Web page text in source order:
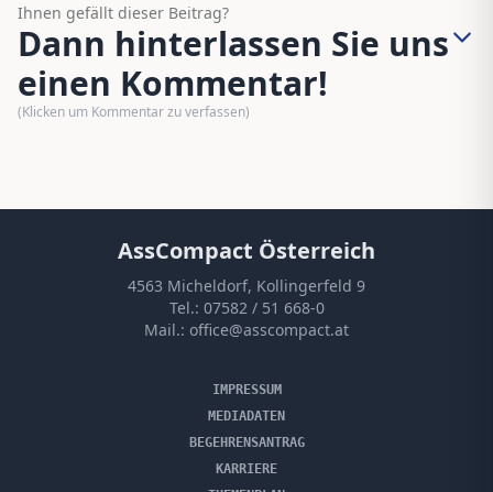
Ihnen gefällt dieser Beitrag?
Dann hinterlassen Sie uns
einen Kommentar!
(Klicken um Kommentar zu verfassen)
AssCompact Österreich
4563 Micheldorf, Kollingerfeld 9
Tel.: 07582 / 51 668-0
Mail.: office@asscompact.at
IMPRESSUM
MEDIADATEN
BEGEHRENSANTRAG
KARRIERE